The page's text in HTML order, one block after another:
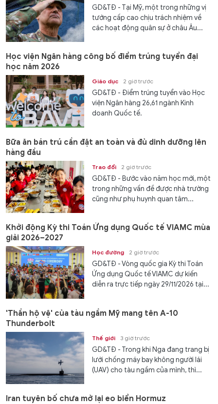
GD&TĐ - Tại Mỹ, một trong những vị
tướng cấp cao chịu trách nhiệm về
các hoạt động quân sự ở châu Âu...
Học viện Ngân hàng công bố điểm trúng tuyển đại
học năm 2026
Giáo dục 2 giờ trước
GD&TĐ - Điểm trúng tuyển vào Học
viện Ngân hàng 26,61 ngành Kinh
doanh Quốc tế.
Bữa ăn bán trú cần đặt an toàn và đủ dinh dưỡng lên
hàng đầu
Trao đổi 2 giờ trước
GD&TĐ - Bước vào năm học mới, một
trong những vấn đề được nhà trường
cũng như phụ huynh quan tâm...
Khởi động Kỳ thi Toán Ứng dụng Quốc tế VIAMC mùa
giải 2026–2027
Học đường 2 giờ trước
GD&TĐ - Vòng quốc gia Kỳ thi Toán
Ứng dụng Quốc tế VIAMC dự kiến
diễn ra trực tiếp ngày 29/11/2026 tại...
'Thần hộ vệ' của tàu ngầm Mỹ mang tên A-10
Thunderbolt
Thế giới 3 giờ trước
GD&TĐ - Trong khi Nga đang trang bị
lưới chống máy bay không người lái
(UAV) cho tàu ngầm của mình, thì...
Iran tuyên bố chưa mở lại eo biển Hormuz